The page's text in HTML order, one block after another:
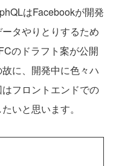
はFacebookが開発
タやりとりするため
のドラフト案が公開
に、開発中に色々ハ
フロントエンドでの
いと思います。